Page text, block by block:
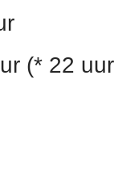
(* 22